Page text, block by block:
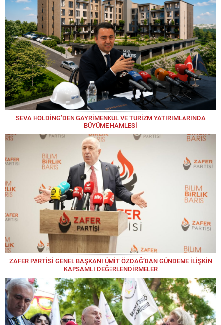
SEVA HOLDİNG’DEN GAYRİMENKUL VE TURİZM YATIRIMLARINDA
BÜYÜME HAMLESİ
ZAFER PARTİSİ GENEL BAŞKANI ÜMİT ÖZDAĞ’DAN GÜNDEME İLİŞKİN
KAPSAMLI DEĞERLENDİRMELER